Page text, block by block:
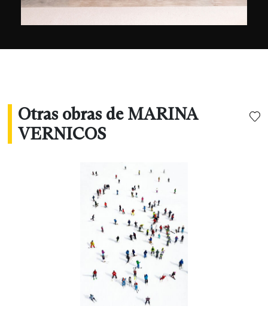
Florencia y recibió el primer premio de National
Otras obras de MARINA
VERNICOS